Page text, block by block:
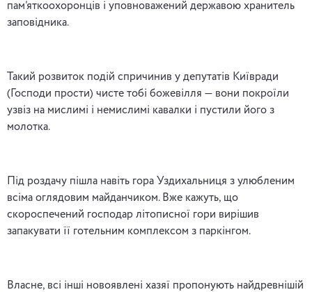
пам’яткоохоронців і уповноважений державою хранитель
заповідника.
Такий розвиток подій спричинив у депутатів Київради
(Господи прости) чисте тобі божевілля — вони покроїли
узвіз на мислимі і немислимі кавалки і пустили його з
молотка.
Під роздачу пішла навіть гора Уздихальниця з улюбленим
всіма оглядовим майданчиком. Вже кажуть, що
скороспечений господар літописної гори вирішив
запакувати її готельним комплексом з паркінгом.
Власне, всі інші новоявлені хазяї пропонують найдревнішій